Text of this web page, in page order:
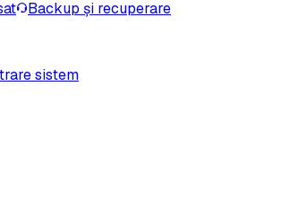
Backup și recuperare
sistem